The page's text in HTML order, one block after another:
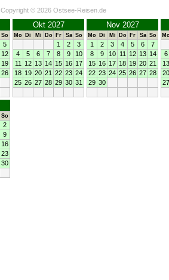
Copyright © 2026 Ostsee-Reisen.de
So
5
12
19
26
Okt 2027
Mo Di Mi Do Fr Sa So
1 2
3
4
5 6 7 8 9
10
11
12 13 14 15 16 17
18 19 20 21 22 23 24
25 26 27 28 29 30 31
Nov 2027
Mo Di Mi Do Fr Sa So
1 2 3 4 5 6
7
8
9 10 11 12 13 14
15 16 17 18 19 20 21
22 23 24 25 26 27 28
29 30
Mo
6
13
20
27
So
2
9
16
23
30